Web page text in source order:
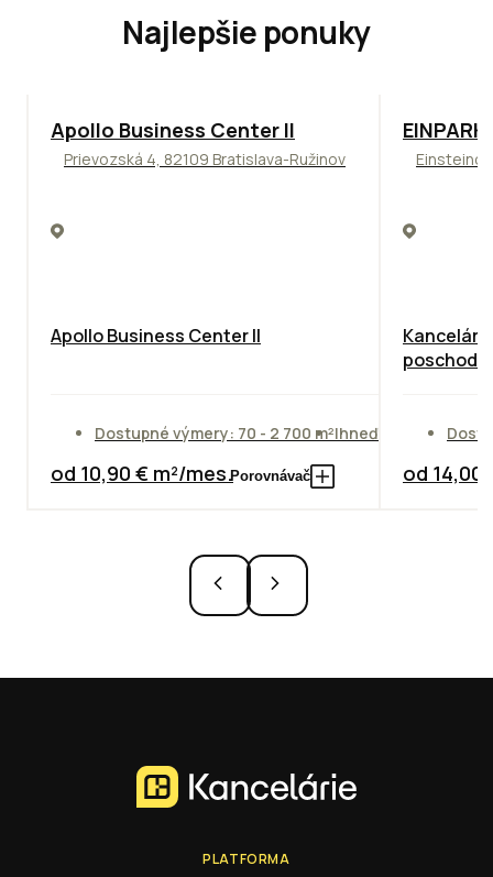
Najlepšie ponuky
TOP NOVINKA ODPORÚČAME
Apollo Business Center II
Prievozská 4, 82109 Bratislava-Ružinov
Apollo Business Center II
Dostupné výmery: 70 - 2 700 m²Ihneď
od 10,90 € m²/mes.Porovnávač
TOP
poschodie
od 14,00
PLATFORMA